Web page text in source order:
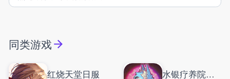
同类游戏
红烧天堂日服 水银疗养院完整版